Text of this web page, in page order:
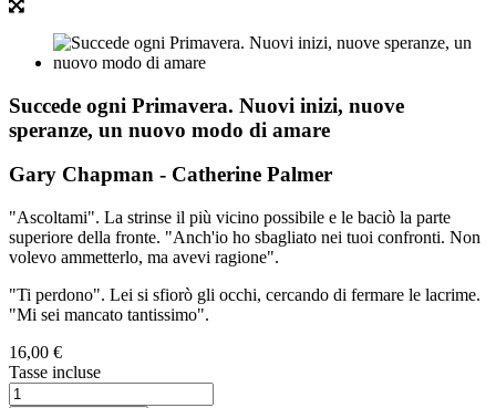
Succede ogni Primavera. Nuovi inizi, nuove
speranze, un nuovo modo di amare
Gary Chapman - Catherine Palmer
"Ascoltami". La strinse il più vicino possibile e le baciò la parte
superiore della fronte. "Anch'io ho sbagliato nei tuoi confronti. Non
volevo ammetterlo, ma avevi ragione".
"Ti perdono". Lei si sfiorò gli occhi, cercando di fermare le lacrime.
"Mi sei mancato tantissimo".
16,00 €
Tasse incluse